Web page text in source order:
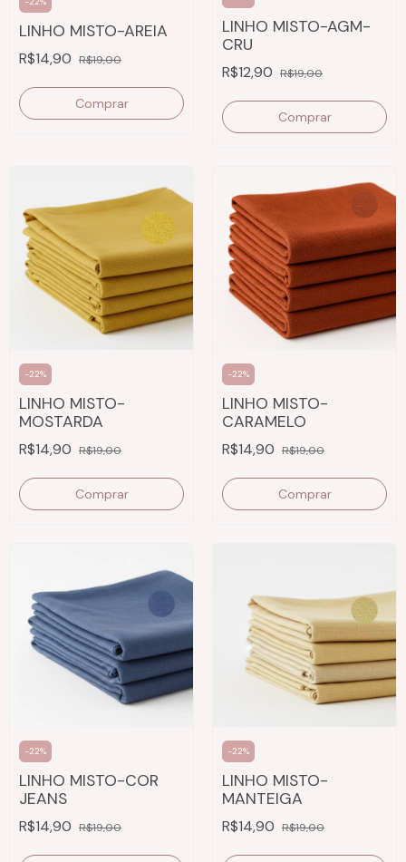
LINHO MISTO-AREIA
R$14,90 R$19,00
Comprar
LINHO MISTO-AGM-
CRU
R$12,90 R$19,00
Comprar
-22%
LINHO MISTO-
MOSTARDA
R$14,90 R$19,00
Comprar
-22%
LINHO MISTO-
CARAMELO
R$14,90 R$19,00
Comprar
-22%
LINHO MISTO-COR
JEANS
R$14,90 R$19,00
-22%
LINHO MISTO-
MANTEIGA
R$14,90 R$19,00